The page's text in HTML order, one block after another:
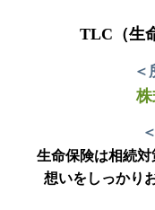
TLC（生
＜
生命保険は相続対
想いをしっかり